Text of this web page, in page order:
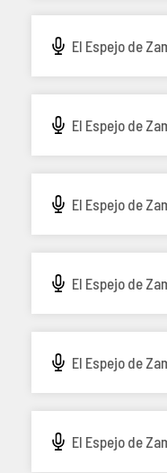
El Espejo de
El Espejo de
El Espejo de
El Espejo de
El Espejo de
El Espejo de